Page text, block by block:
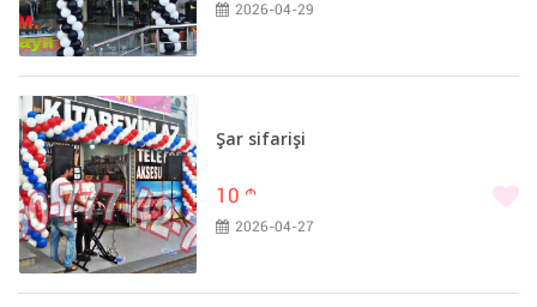
2026-04-29
Şar sifarişi
10 m
2026-04-27